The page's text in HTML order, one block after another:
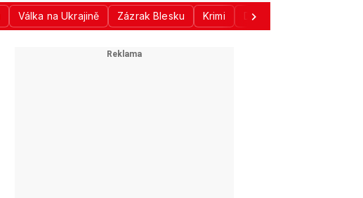
Válka na Ukrajině Zázrak Blesku Krimi Donald Trump